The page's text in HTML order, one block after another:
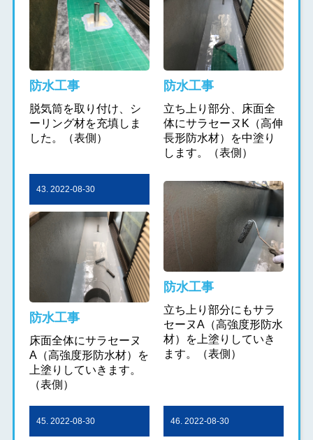
防水工事
脱気筒を取り付け、シ
ーリング材を充填しま
した。（表側）
防水工事
立ち上り部分、床面全
体にサラセーヌK（高伸
長形防水材）を中塗り
します。（表側）
43. 2022-08-30
防水工事
床面全体にサラセーヌ
A（高強度形防水材）を
上塗りしていきます。
（表側）
防水工事
立ち上り部分にもサラ
セーヌA（高強度形防水
材）を上塗りしていき
ます。（表側）
45. 2022-08-30 46. 2022-08-30